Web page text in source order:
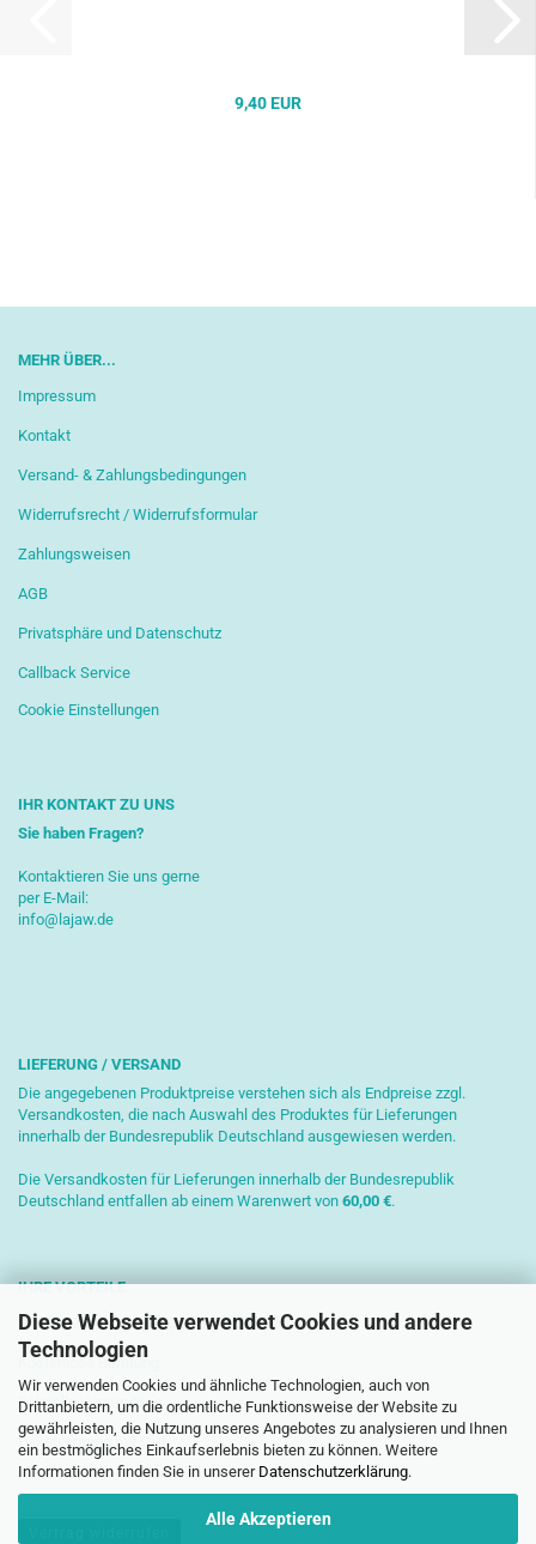
Diese Webseite verwendet Cookies und andere
Technologien
Wir verwenden Cookies und ähnliche Technologien, auch von
Drittanbietern, um die ordentliche Funktionsweise der Website zu
gewährleisten, die Nutzung unseres Angebotes zu analysieren und Ihnen
ein bestmögliches Einkaufserlebnis bieten zu können. Weitere
Informationen finden Sie in unserer Datenschutzerklärung.
Alle Akzeptieren
9,40 EUR
MEHR ÜBER...
Impressum
Kontakt
Versand- & Zahlungsbedingungen
Widerrufsrecht / Widerrufsformular
Zahlungsweisen
AGB
Privatsphäre und Datenschutz
Callback Service
Cookie Einstellungen
IHR KONTAKT ZU UNS
Sie haben Fragen?
Kontaktieren Sie uns gerne
per E-Mail:
info@lajaw.de
LIEFERUNG / VERSAND
Die angegebenen Produktpreise verstehen sich als Endpreise zzgl.
Versandkosten, die nach Auswahl des Produktes für Lieferungen
innerhalb der Bundesrepublik Deutschland ausgewiesen werden.
Die Versandkosten für Lieferungen innerhalb der Bundesrepublik
Deutschland entfallen ab einem Warenwert von 60,00 €.
IHRE VORTEILE
Sichere Zahlung mit SSL-Verschlüsselung
Kostenlose Beratung
Schnelle Versendung
Paketversand mit DHL